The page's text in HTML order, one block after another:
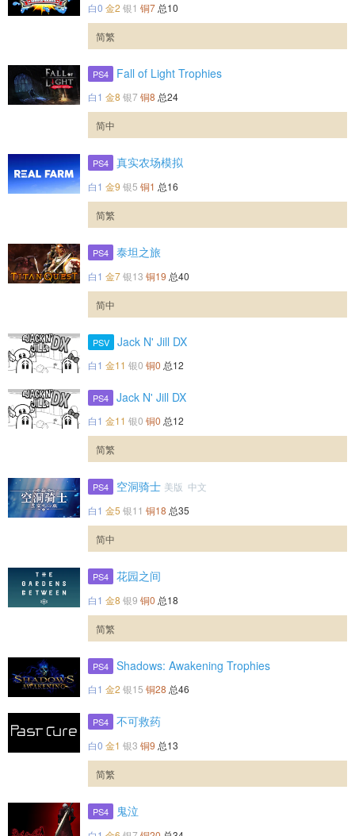
白0 金2 银1 铜7 总10
简繁
PS4 Fall of Light Trophies
白1 金8 银7 铜8 总24
简中
PS4 真实农场模拟
白1 金9 银5 铜1 总16
简繁
PS4 泰坦之旅
白1 金7银13 铜19 总40
简中
PSV Jack N' Jill DX
白1 金11 银0 铜0 总12
PS4 Jack N' Jill DX
白1 金11 银0 铜0 总12
简繁
PS4 空洞骑士 美版 中文
白1 金5 银11 铜18 总35
简中
PS4 花园之间
白1 金8 银9 铜0 总18
简繁
PS4 Shadows: Awakening Trophies
白1 金2 银15 铜28 总46
PS4 不可救药
白0 金1 银3 铜9 总13
简繁
PS4 鬼泣